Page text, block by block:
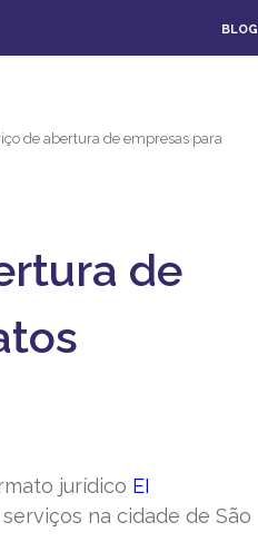
BLOG
de abertura de empresas para
de
jurídico EI
na cidade de São